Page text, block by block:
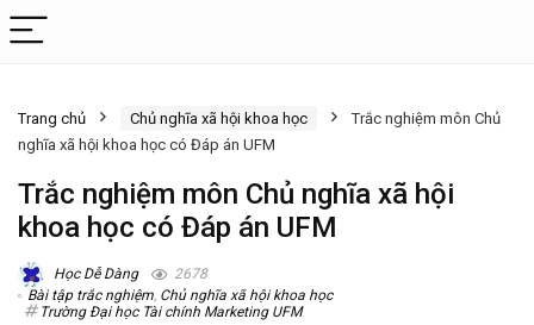
Trang chủ Chủ nghĩa xã hội khoa học
Trắc nghiệm môn Chủ
nghĩa xã hội khoa học có Đáp án UFM
Trắc nghiệm môn Chủ nghĩa xã hội
khoa học có Đáp án UFM
Học Dễ Dàng
2678
Bài tập trắc nghiệm, Chủ nghĩa xã hội khoa học
Trường Đại học Tài chính Marketing UFM